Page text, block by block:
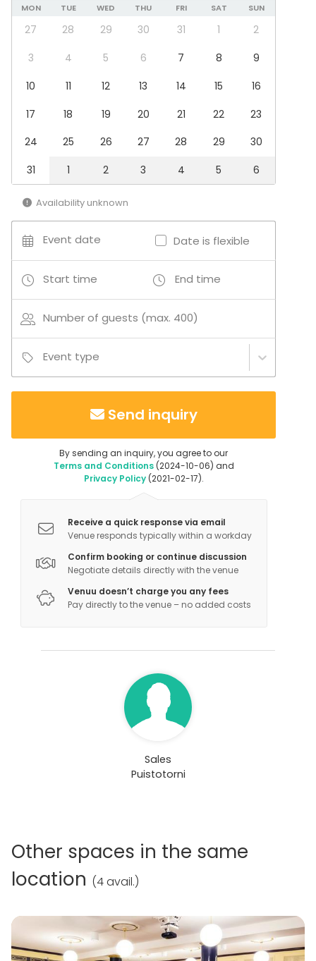
MON TUE WED THU FRI SAT SUN
27 28 29 30 31 1
2
3
4 5 6 7 8
9
10
11 12 13 14 15
16
17
18 19 20 21 22
23
24
25 26 27 28 29
30
31
1 2 3 4 5 6
Availability unknown
Event date Date is flexible
Start time End time
Number of guests (max. 400)
Event type
Send inquiry
By sending an inquiry, you agree to our
Terms and Conditions(2024-10-06) and
Privacy Policy(2021-02-17).
Receive a quick response via email
Venue responds typically within a workday
Confirm booking or continue discussion
Negotiate details directly with the venue
Venuu doesn’t charge you any fees
Pay directly to the venue – no added costs
Sales
Puistotorni
Other spaces in the same
location (4 avail.)